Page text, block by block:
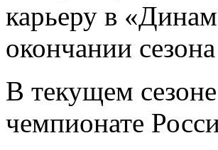
карьеру в
окончании
В текущем
чемпионате